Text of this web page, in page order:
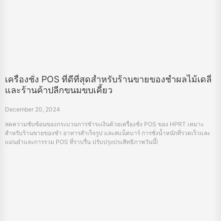
เครื่องชั่ง POS ที่ดีที่สุดสำหรับร้านขายของชำผลไม้เดลี่
และร้านค้าปลีกขนมขบเคี้ยว
December 20, 2024
ลดความซับซ้อนของกระบวนการชำระเงินด้วยเครื่องชั่ง POS ของ HPRT เหมาะ
สำหรับร้านขายของชำ อาหารสำเร็จรูป และสแน็คบาร์ การชั่งน้ำหนักที่รวดเร็วและ
แม่นยำและการรวม POS ที่ราบรื่น ปรับปรุงประสิทธิภาพวันนี้!